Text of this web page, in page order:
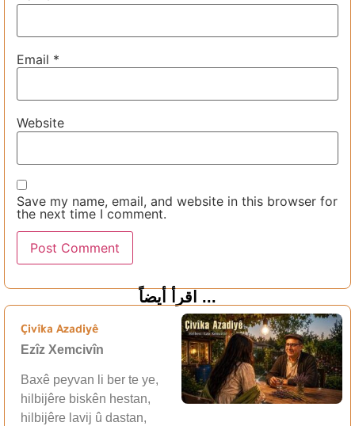
Email *
Website
Save my name, email, and website in this browser for
the next time I comment.
اقرأ أيضاً ...
Çivîka Azadiyê
Ezîz Xemcivîn
Baxê peyvan li ber te ye,
hilbijêre biskên hestan,
hilbijêre lavij û dastan,